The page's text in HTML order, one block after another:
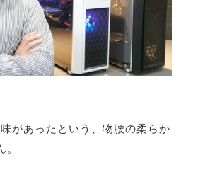
があったという、物腰の柔らか